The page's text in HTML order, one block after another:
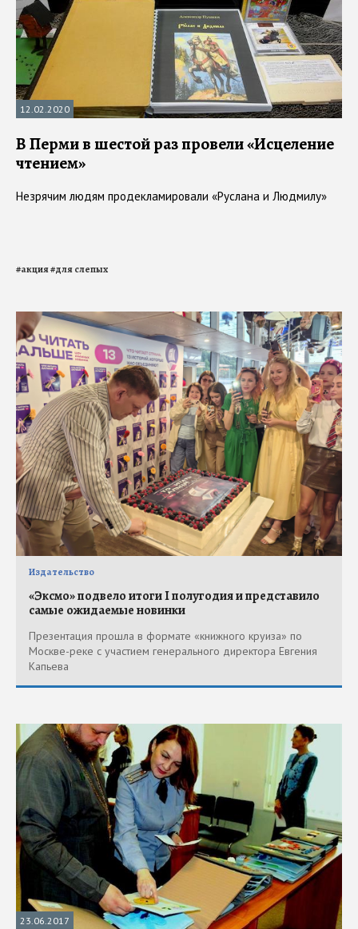
12.02.2020
В Перми в шестой раз провели «Исцеление
чтением»
Незрячим людям продекламировали «Руслана и Людмилу»
#акция#для слепых
Издательство
«Эксмо» подвело итоги I полугодия и представило
самые ожидаемые новинки
Презентация прошла в формате «книжного круиза» по
Москве-реке с участием генерального директора Евгения
Капьева
23.06.2017